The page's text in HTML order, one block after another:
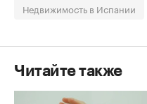
Недвижимость в Испании
Читайте также